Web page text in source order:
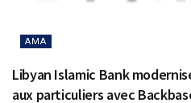
AMA
Libyan Islamic Bank
aux particuliers avec